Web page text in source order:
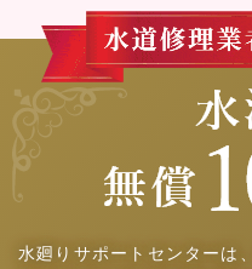
水廻りサポートセンターは